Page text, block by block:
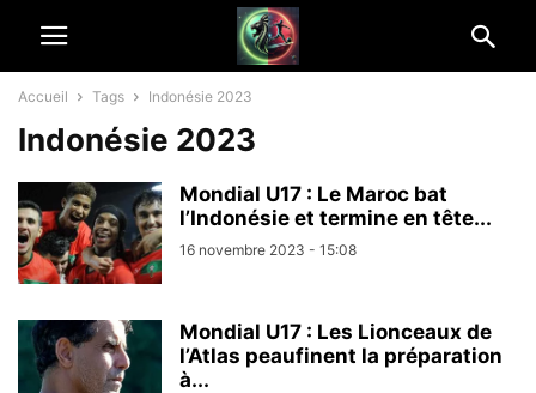
Accueil Tags Indonésie 2023
Indonésie 2023
Mondial U17 : Le Maroc bat
l’Indonésie et termine en tête...
16 novembre 2023 - 15:08
Mondial U17 : Les Lionceaux de
l’Atlas peaufinent la préparation
à...